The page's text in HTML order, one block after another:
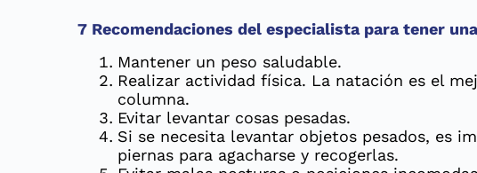
7 Recomendaciones del especialista para tener
Mantener un peso saludable.
Realizar actividad física. La natación es el
columna.
Evitar levantar cosas pesadas.
Si se necesita levantar objetos pesados, es
piernas para agacharse y recogerlas.